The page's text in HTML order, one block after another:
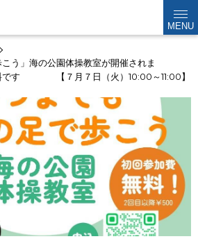
MENU
う」海の公園体操教室が開催されま
す 【７月７日（火）10:00～11:00】